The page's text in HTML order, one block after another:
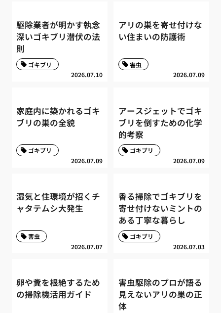
駆除業者が明かす執念
深いゴキブリ潜伏の法
則
2026.07.10
ゴキブリ
アリの巣を寄せ付けな
い住まいの防護術
2026.07.09
害虫
家庭内に築かれるゴキ
ブリの巣の全貌
2026.07.09
ゴキブリ
アースジェットでゴキ
ブリを倒すための化学
的考察
2026.07.09
ゴキブリ
湿気と住環境が招くチ
ャタテムシ大発生
2026.07.07
害虫
香る掃除でゴキブリを
寄せ付けないミントの
ある丁寧な暮らし
2026.07.03
ゴキブリ
卵や糞を根絶するため
の掃除機活用ガイド
害虫駆除のプロが語る
見えないアリの巣の正
体